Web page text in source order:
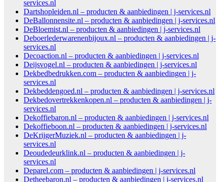
services.nl
Dartshopleiden.nl – producten & aanbiedingen | j-services.nl
DeBallonnensite.nl – producten & aanbiedingen | j-services.nl
DeBloemist.nl – producten & aanbiedingen | j-services.nl
Deboerlederwarenenbijoux.nl – producten & aanbiedingen | j-
services.nl
Decoaction.nl – producten & aanbiedingen | j-services.nl
Deijsvogel.nl – producten & aanbiedingen | j-services.nl
Dekbedbedrukken.com – producten & aanbiedingen | j-
services.nl
Dekbeddengoed.nl – producten & aanbiedingen | j-services.nl
Dekbedovertrekkenkopen.nl – producten & aanbiedingen | j-
services.nl
Dekoffiebaron.nl – producten & aanbiedingen | j-services.nl
Dekoffieboon.nl – producten & aanbiedingen | j-services.nl
DeKrijgerMuziek.nl – producten & aanbiedingen | j-
services.nl
Deoudedeurklink.nl – producten & aanbiedingen | j-
services.nl
Deparel.com – producten & aanbiedingen | j-services.nl
Detheebaron.nl – producten & aanbiedingen | j-services.nl